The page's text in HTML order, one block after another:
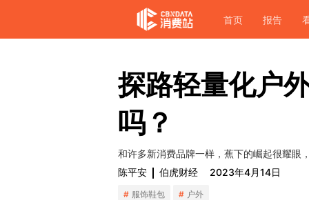
首页 报告
探路轻量化户
吗？
和许多新消费品牌一样，蕉下的崛起很耀眼
陈平安
伯虎财经 2023年4月14日
服饰鞋包 户外